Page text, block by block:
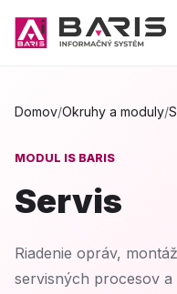
Domov/Okruhy a moduly/
MODUL IS BARIS
Servis
Riadenie opráv,
servisných procesov a